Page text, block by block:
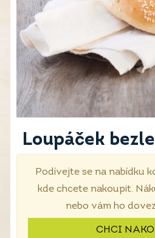
Loupáček
Podívejte se na nabídku
kde chcete nakoupit.
nebo vám ho
CHCI